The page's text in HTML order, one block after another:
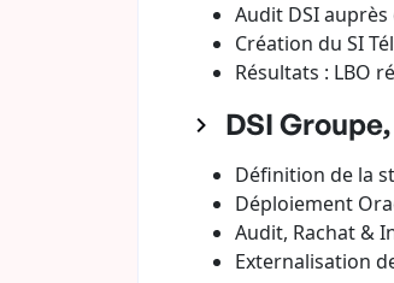
Audit DSI
Création du SI
Résultats : LBO
DSI
Définition de la
Déploiement
Audit, Rachat &
Externalisation